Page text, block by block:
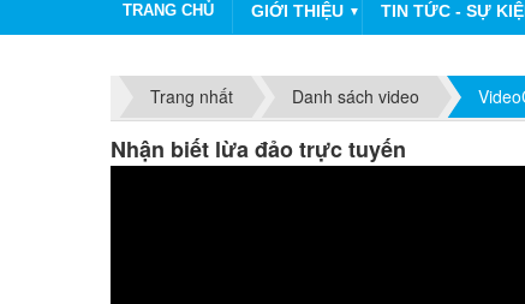
TRANG CHỦ GIỚI THIỆU ▼ TIN TỨC - SỰ
Trang nhất
Danh sách video
Nhận biết lừa đảo trực tuyến